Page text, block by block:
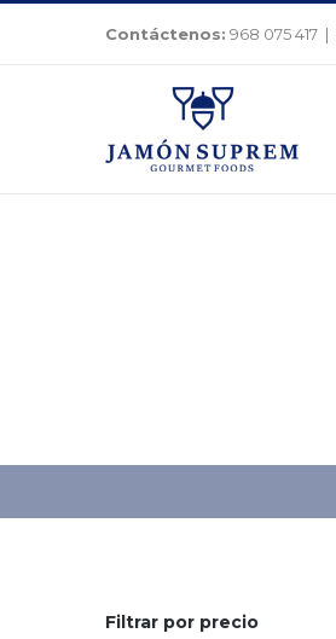
Contáctenos: 968 075 417 |
Filtrar por precio